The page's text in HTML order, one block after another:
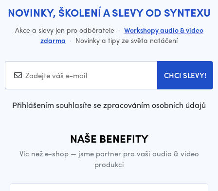
NOVINKY, ŠKOLENÍ A SLEVY OD SYNTEXU
Akce a slevy jen pro odběratele · Workshopy audio & video
zdarma · Novinky a tipy ze světa natáčení
CHCI SLEVY!
Přihlášením souhlasíte se zpracováním osobních údajů
NAŠE BENEFITY
Víc než e-shop — jsme partner pro vaši audio & video
produkci